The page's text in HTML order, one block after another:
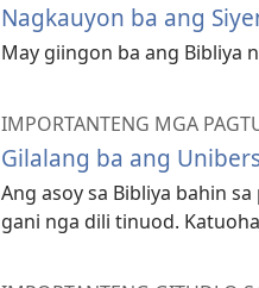
Nagkauyon ba ang
May giingon ba ang Bibliya
IMPORTANTENG MGA
Gilalang ba ang
Ang asoy sa Bibliya bahin
gani nga dili tinuod.